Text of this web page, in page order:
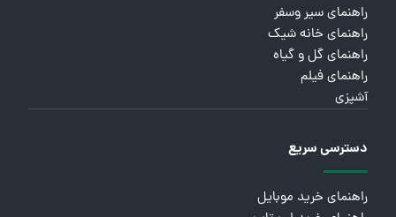
راهنمای سیر وسفر
راهنمای خانه شیک
راهنمای گل و گیاه
راهنمای فیلم
آشپزی
دسترسی سریع
راهنمای خرید موبایل